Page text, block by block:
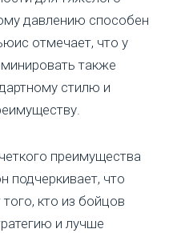
давлению способен
отмечает, что у
также
стилю и
преимущества
подчеркивает, что
кто из бойцов
и лучше